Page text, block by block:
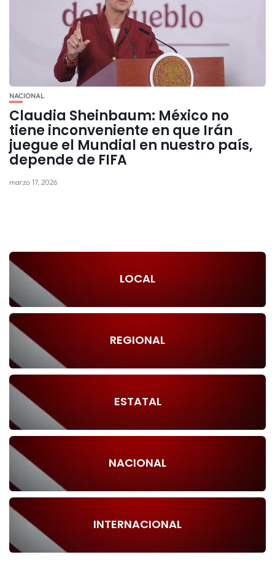
NACIONAL
Claudia Sheinbaum: México no
tiene inconveniente en que Irán
juegue el Mundial en nuestro país,
depende de FIFA
marzo 17, 2026
LOCAL
REGIONAL
ESTATAL
NACIONAL
INTERNACIONAL